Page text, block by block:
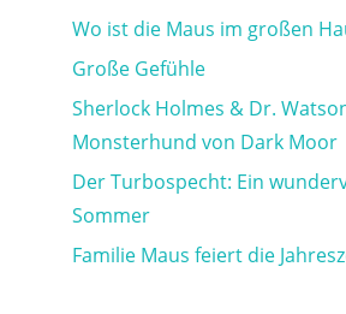
Wo ist die Maus im großen
Große Gefühle
Sherlock Holmes & Dr.
Monsterhund von Dark Moor
Der Turbospecht: Ein
Sommer
Familie Maus feiert die